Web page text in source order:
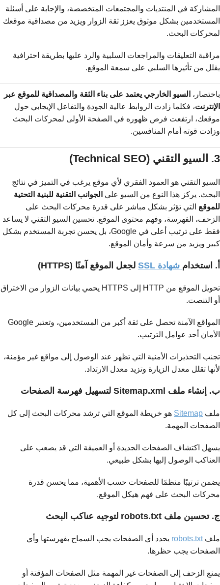
المشاركة في المنتديات والمجتمعات المتخصصة، والإجابة على أسئلة
المستخدمين بشكل موثوق يعزز ثقة الزوار ويزيد من مصداقية موقعك
لمحركات البحث.
مراقبة التعليقات والمراجعات السلبية والرد عليها بطريقة احترافية
يقلل من تأثيرها السلبي على سمعة الموقع.
باختصار، السيو الخارجي يعتمد على بناء الثقة والمصداقية للموقع عبر
الإنترنت، فكلما زادت الروابط عالية الجودة والتفاعل الإيجابي حول
موقعك، ارتفعت فرص ظهوره في الصفحة الأولى لمحركات البحث
وزادت قوته أمام المنافسين.
3. السيو التقني (Technical SEO)
السيو التقني هو العمود الفقري لأي موقع يرغب في التميز في نتائج
البحث. يركز هذا النوع من السيو على الجوانب التقنية للبنية التحتية
للموقع التي تؤثر بشكل مباشر على قدرة محركات البحث على
الزحف، الفهرسة، وفهم محتوى الموقع. تحسين السيو التقني لا يساعد
فقط على ترتيب أعلى في Google، بل يحسن تجربة المستخدم بشكل
كبير ويزيد من سرعة وأمان الموقع.
أ. استخدام شهادة SSL لجعل الموقع آمنًا (HTTPS)
تحويل الموقع من HTTP إلى HTTPS يحمي بيانات الزوار من الاختراق
أو التنصت.
المواقع الآمنة تحصل على ثقة أكبر من المستخدمين، وتعتبر Google
الأمان أحد عوامل الترتيب.
تجنب التحذيرات الأمنية التي تظهر عند الوصول إلى مواقع غير مؤمنة،
لأنها تقلل معدل الزيارة وتزيد معدل الارتداد.
ب. إنشاء ملف Sitemap.xml لتسهيل فهرسة الصفحات
ملف Sitemap هو خريطة الموقع التي ترشد محركات البحث إلى كل
الصفحات المهمة.
يسهل اكتشاف الصفحات الجديدة أو العميقة التي قد يصعب على
العناكب الوصول إليها بشكل طبيعي.
يضمن ترتيبًا منظمًا للصفحات حسب الأهمية، مما يحسن قدرة
محركات البحث على فهم هيكل الموقع.
ج. تحسين ملف robots.txt لتوجيه عناكب البحث
ملف robots.txt
يحدد أي الصفحات يجب السماح بفهرستها وأي
الصفحات يجب حظرها.
يمنع الزحف إلى الصفحات غير المهمة مثل الصفحات المؤقتة أو